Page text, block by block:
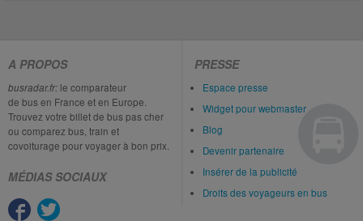
A PROPOS
busradar.fr: le comparateur
de bus en France et en Europe.
Trouvez votre billet de bus pas cher
ou comparez bus, train et
covoiturage pour voyager à bon prix.
MÉDIAS SOCIAUX
PRESSE
Espace presse
Widget pour webmaster
Blog
Devenir partenaire
Insérer de la publicité
Droits des voyageurs en bus